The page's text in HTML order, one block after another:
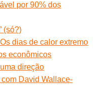
por 90% dos
(só?)
dias de calor extremo
econômicos
direção
David Wallace-